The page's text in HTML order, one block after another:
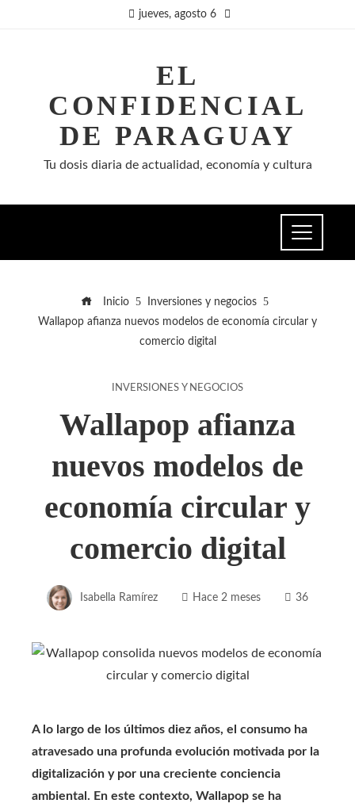
jueves, agosto 6
EL
CONFIDENCIAL
DE PARAGUAY
Tu dosis diaria de actualidad, economía y cultura
Inicio
Inversiones y negocios
Wallapop afianza nuevos modelos de economía circular y
comercio digital
INVERSIONES Y NEGOCIOS
Wallapop afianza
nuevos modelos de
economía circular y
comercio digital
Isabella Ramírez Hace 2 meses 36
A lo largo de los últimos diez años, el consumo ha
atravesado una profunda evolución motivada por la
digitalización y por una creciente conciencia
ambiental. En este contexto, Wallapop se ha